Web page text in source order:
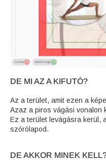
DE MI AZ A KIFUTÓ?
Az a terület, amit ezen a
Azaz a piros vágási vonalon
Ez a terület levágásra kerül,
szórólapod.
DE AKKOR MINEK